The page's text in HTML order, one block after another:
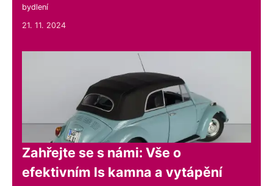
bydlení
21. 11. 2024
Zahřejte se s námi: Vše o
efektivním ls kamna a vytápění